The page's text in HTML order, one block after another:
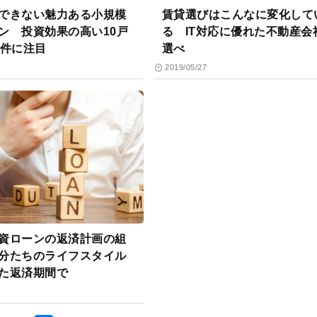
きない魅力ある小規模
投資効果の高い10戸
に注目
賃貸選びはこんなに変化して
る IT対応に優れた不動産会
選べ
2019/05/27
ローンの返済計画の組
たちのライフスタイル
返済期間で